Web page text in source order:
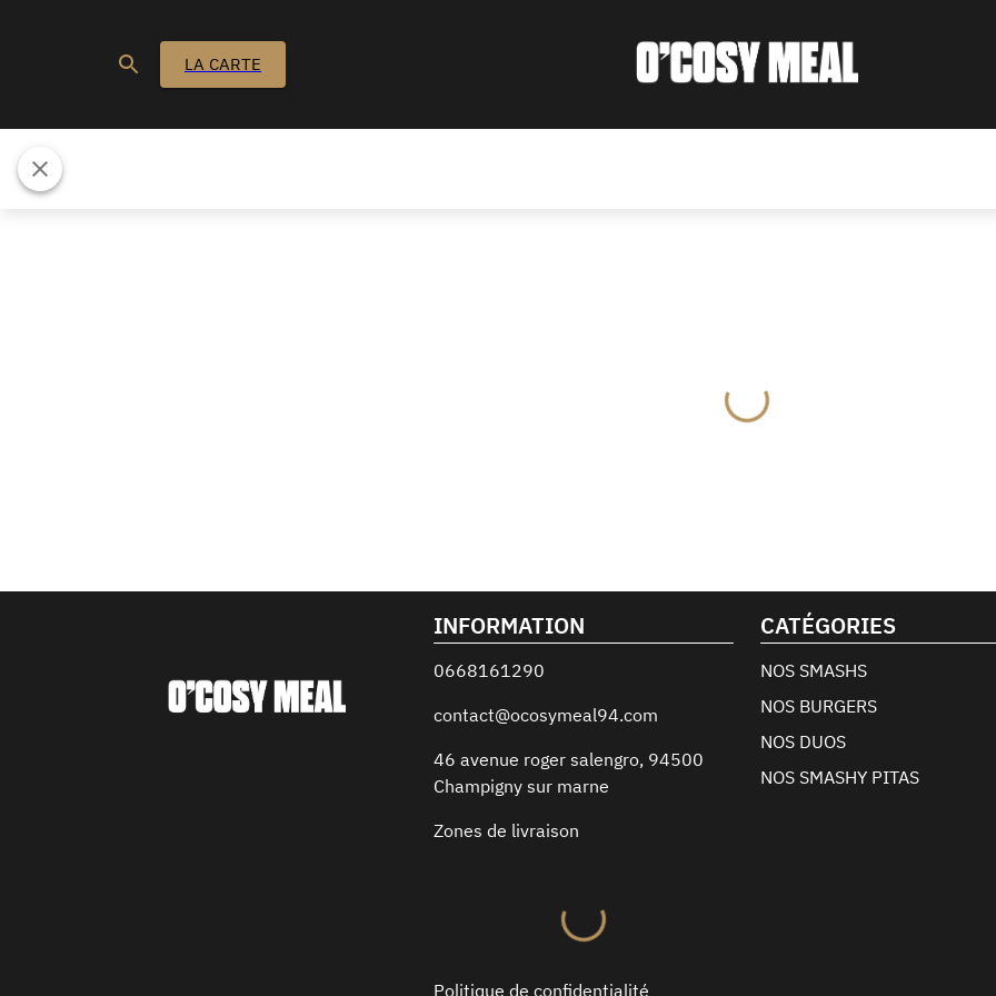
LA CARTE
INFORMATION
0668161290
contact@ocosymeal94.com
46 avenue roger salengro, 94500
Champigny sur marne
Zones de livraison
Politique de confidentialité
CATÉGORIES
NOS SMASHS
NOS BURGERS
NOS DUOS
NOS SMASHY PITAS